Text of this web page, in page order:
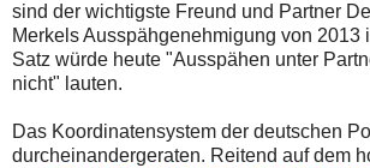
sind der wichtigste Freund und Partner
Merkels Ausspähgenehmigung von 2013
Satz würde heute "Ausspähen unter
nicht" lauten.
Das Koordinatensystem der deutschen
durcheinandergeraten. Reitend auf dem